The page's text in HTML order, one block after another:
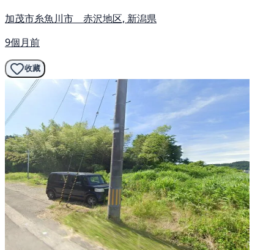
加茂市糸魚川市 赤沢地区, 新潟県
9個月前
收藏